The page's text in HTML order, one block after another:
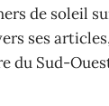
de soleil
ses
du Sud-